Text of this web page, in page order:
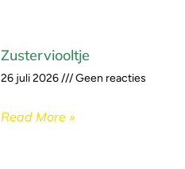
Zusterviooltje
26 juli 2026 Geen reacties
Read More »